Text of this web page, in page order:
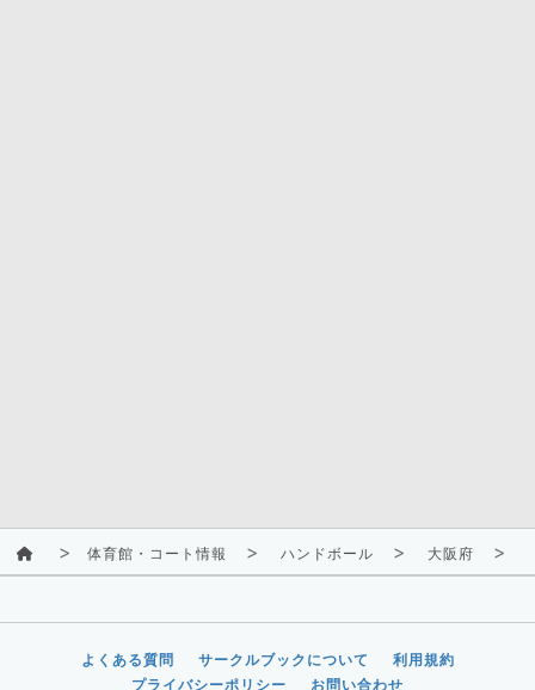
体育館・コート情報 ハンドボール 大阪府
よくある質問 サークルブックについて
利用規約
プライバシーポリシー
お問い合わせ